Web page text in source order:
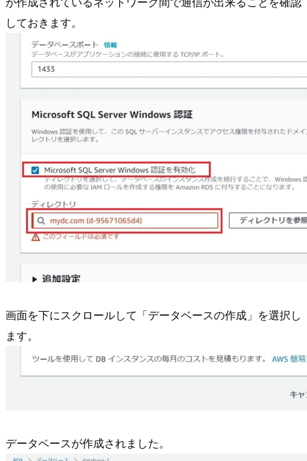
しておきます。
画面を下にスクロールして「データベースの作成」を選択し
ます。
データベースが作成されました。